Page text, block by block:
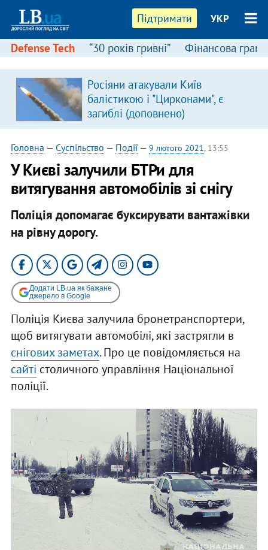
Підтримати УКР
Defense Tech “30 років гривні” Фінансова
Росіяни атакували Київ
балістикою і "Цирконами", є
загиблі (доповнено)
Головна — Суспільство — Події— 9 лютого 2021, 13:55
У Києві залучили БТРи для
витягування автомобілів зі снігу
Поліція допомагає буксирувати вантажівки
на рівну дорогу.
Додати LB.ua як бажане
джерело в Google
Поліція Києва залучила бронетранспортери,
щоб витягувати автомобілі, які застрягли в
снігових заметах. Про це повідомляється на
сайті столичного управління Національної
поліції.